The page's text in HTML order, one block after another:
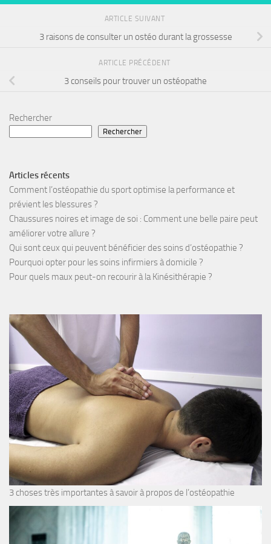
ARTICLE SUIVANT
3 raisons de consulter un ostéo durant la grossesse
ARTICLE PRÉCÉDENT
3 conseils pour trouver un ostéopathe
Rechercher
Rechercher
Articles récents
Comment l’ostéopathie du sport optimise la performance et
prévient les blessures ?
Chaussures noires et image de soi : Comment une belle paire peut
améliorer votre allure ?
Qui sont ceux qui peuvent bénéficier des soins d’ostéopathie ?
Pourquoi opter pour les soins infirmiers à domicile ?
Pour quels maux peut-on recourir à la Kinésithérapie ?
3 choses très importantes à savoir à propos de l’ostéopathie